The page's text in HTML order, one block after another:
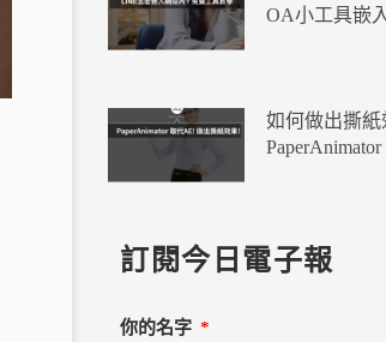
OA小工具嵌
如何做出撕
訂閱今日電子報
你的名字